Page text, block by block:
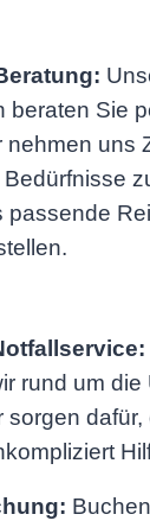
beraten Sie
nehmen uns
passende
rund um die
sorgen dafür,